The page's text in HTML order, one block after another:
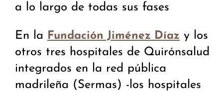
a lo largo de todas sus fases
En la Fundación Jiménez Díaz y los
otros tres hospitales de Quirónsalud
integrados en la red pública
madrileña (Sermas) -los hospitales